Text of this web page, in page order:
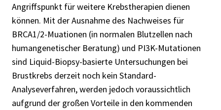
Angriffspunkt für weitere Krebstherapien dienen
können. Mit der Ausnahme des Nachweises für
BRCA1/2-Muationen (in normalen Blutzellen nach
humangenetischer Beratung) und PI3K-Mutationen
sind Liquid-Biopsy-basierte Untersuchungen bei
Brustkrebs derzeit noch kein Standard-
Analyseverfahren, werden jedoch voraussichtlich
aufgrund der großen Vorteile in den kommenden